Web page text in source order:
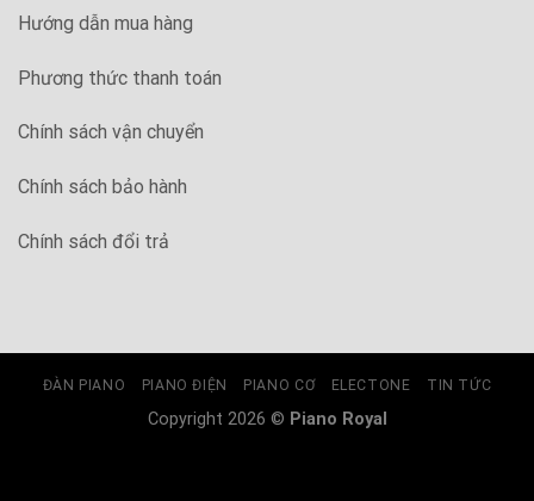
Hướng dẫn mua hàng
Phương thức thanh toán
Chính sách vận chuyển
Chính sách bảo hành
Chính sách đổi trả
ĐÀN PIANO PIANO ĐIỆN PIANO CƠ ELECTONE TIN TỨC
Copyright 2026 © Piano Royal